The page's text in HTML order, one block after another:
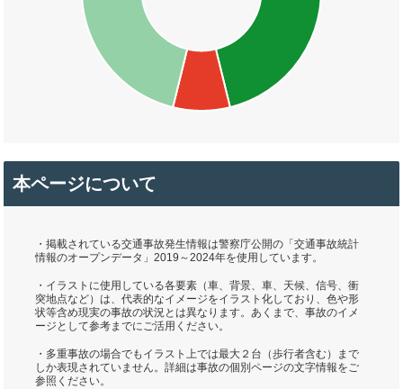
本ページについて
・掲載されている交通事故発生情報は警察庁公開の「交通事故統計
情報のオープンデータ」2019～2024年を使用しています。
・イラストに使用している各要素（車、背景、車、天候、信号、衝
突地点など）は、代表的なイメージをイラスト化しており、色や形
状等含め現実の事故の状況とは異なります。あくまで、事故のイメ
ージとして参考までにご活用ください。
・多重事故の場合でもイラスト上では最大２台（歩行者含む）まで
しか表現されていません。詳細は事故の個別ページの文字情報をご
参照ください。